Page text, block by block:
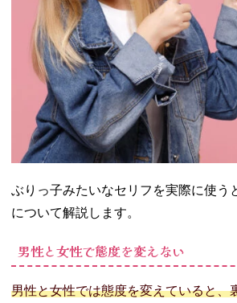
ぶりっ子みたいなセリフを実際に使う
について解説します。
男性と女性で態度を変えない
男性と女性では態度を変えていると、